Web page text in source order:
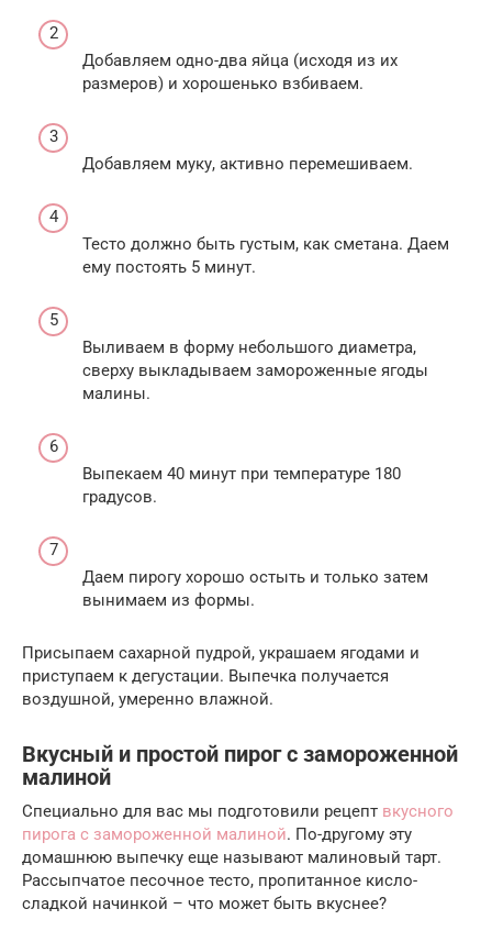
Добавляем одно-два яйца (исходя из их
размеров) и хорошенько взбиваем.
Добавляем муку, активно перемешиваем.
Тесто должно быть густым, как сметана. Даем
ему постоять 5 минут.
Выливаем в форму небольшого диаметра,
сверху выкладываем замороженные ягоды
малины.
Выпекаем 40 минут при температуре 180
градусов.
Даем пирогу хорошо остыть и только затем
вынимаем из формы.
Присыпаем сахарной пудрой, украшаем ягодами и
приступаем к дегустации. Выпечка получается
воздушной, умеренно влажной.
Вкусный и простой пирог с замороженной
малиной
Специально для вас мы подготовили рецепт вкусного
пирога с замороженной малиной. По-другому эту
домашнюю выпечку еще называют малиновый тарт.
Рассыпчатое песочное тесто, пропитанное кисло-
сладкой начинкой – что может быть вкуснее?